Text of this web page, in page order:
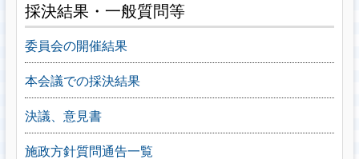
採決結果・一般質問等
委員会の開催結果
本会議での採決結果
決議、意見書
施政方針質問通告一覧